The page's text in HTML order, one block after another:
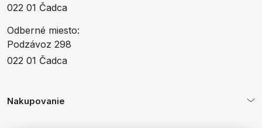
022 01 Čadca
Odberné miesto:
Podzávoz 298
022 01 Čadca
Nakupovanie